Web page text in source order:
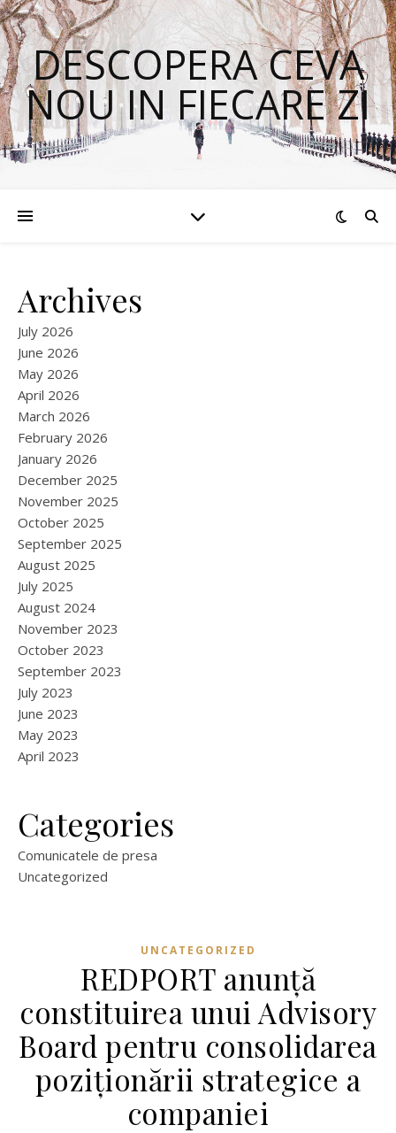
DESCOPERA CEVA
NOU IN FIECARE ZI
Archives
July 2026
June 2026
May 2026
April 2026
March 2026
February 2026
January 2026
December 2025
November 2025
October 2025
September 2025
August 2025
July 2025
August 2024
November 2023
October 2023
September 2023
July 2023
June 2023
May 2023
April 2023
Categories
Comunicatele de presa
Uncategorized
UNCATEGORIZED
REDPORT anunță
constituirea unui Advisory
Board pentru consolidarea
poziționării strategice a
companiei